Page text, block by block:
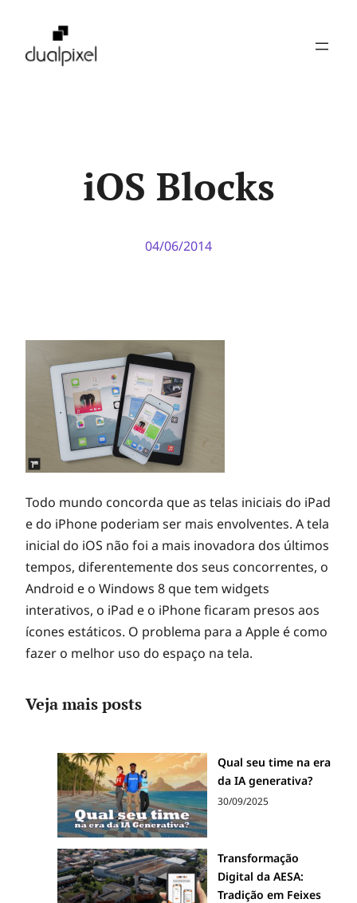
iOS Blocks
04/06/2014
Todo mundo concorda que as telas iniciais do iPad
e do iPhone poderiam ser mais envolventes. A tela
inicial do iOS não foi a mais inovadora dos últimos
tempos, diferentemente dos seus concorrentes, o
Android e o Windows 8 que tem widgets
interativos, o iPad e o iPhone ficaram presos aos
ícones estáticos. O problema para a Apple é como
fazer o melhor uso do espaço na tela.
Veja mais posts
Qual seu time na era
da IA generativa?
30/09/2025
Transformação
Digital da AESA:
Tradição em Feixes